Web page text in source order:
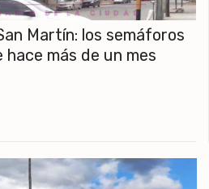
Martín: los semáforos
más de un mes